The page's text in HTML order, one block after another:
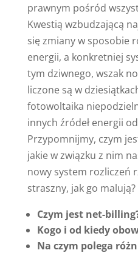
prawnym pośród
Kwestią wzbudzającą
się zmiany w sposobie
energii, a konkretniej
tym dziwnego, wszak
liczone są w
fotowoltaika
innych źródeł energii
Przypomnijmy, czym
jakie w związku z nim
nowy system rozliczeń
straszny, jak go malują?
Czym jest net-
Kogo i od kiedy
Na czym polega